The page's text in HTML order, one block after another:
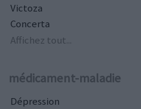
Victoza
Concerta
Affichez tout...
médicament-maladie
Dépression